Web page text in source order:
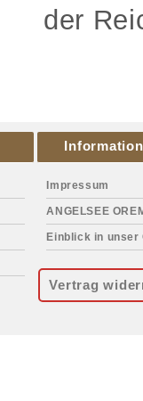
der
Impressum
ANGELSEE
Einblick in unser
Vertrag